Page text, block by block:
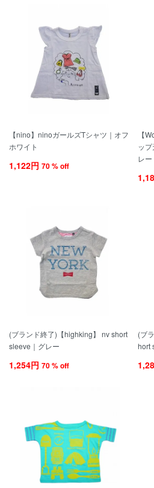
【nino】ninoガールズTシャツ｜オフ
ホワイト
1,122円 70 % off
【
ッ
レー
(ブランド終了)【highking】 nv short
sleeve｜グレー
1,254円 70 % off
(ブ
hort